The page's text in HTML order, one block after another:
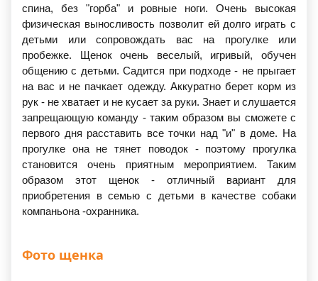
спина, без "горба" и ровные ноги. Очень высокая
физическая выносливость позволит ей долго играть с
детьми или сопровождать вас на прогулке или
пробежке. Щенок очень веселый, игривый, обучен
общению с детьми. Садится при подходе - не прыгает
на вас и не пачкает одежду. Аккуратно берет корм из
рук - не хватает и не кусает за руки. Знает и слушается
запрещающую команду - таким образом вы сможете с
первого дня расставить все точки над "и" в доме. На
прогулке она не тянет поводок - поэтому прогулка
становится очень приятным мероприятием. Таким
образом этот щенок - отличный вариант для
приобретения в семью с детьми в качестве собаки
компаньона -охранника.
Фото щенка